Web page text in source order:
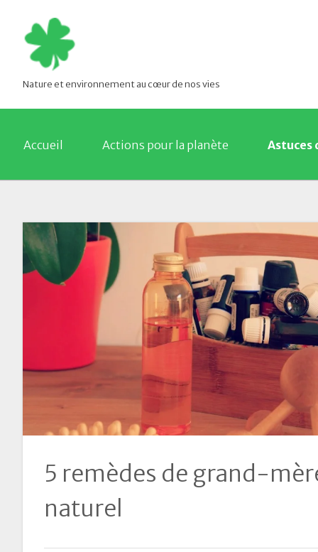
Nature et environnement au cœur de nos vies
Accueil Actions pour la planète Astuces
5 remèdes de grand-
naturel